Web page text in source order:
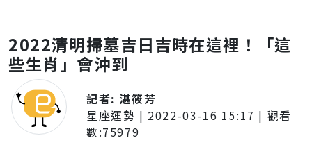
2022清明掃墓吉日吉時在這裡！「這
些生肖」會沖到
記者: 湛筱芳
星座運勢 | 2022-03-16 15:17 | 觀看
數:75979